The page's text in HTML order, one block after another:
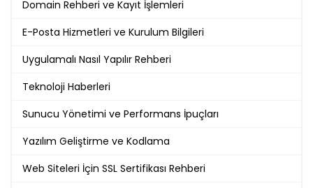
Domain Rehberi ve Kayıt İşlemleri
E-Posta Hizmetleri ve Kurulum Bilgileri
Uygulamalı Nasıl Yapılır Rehberi
Teknoloji Haberleri
Sunucu Yönetimi ve Performans İpuçları
Yazılım Geliştirme ve Kodlama
Web Siteleri İçin SSL Sertifikası Rehberi